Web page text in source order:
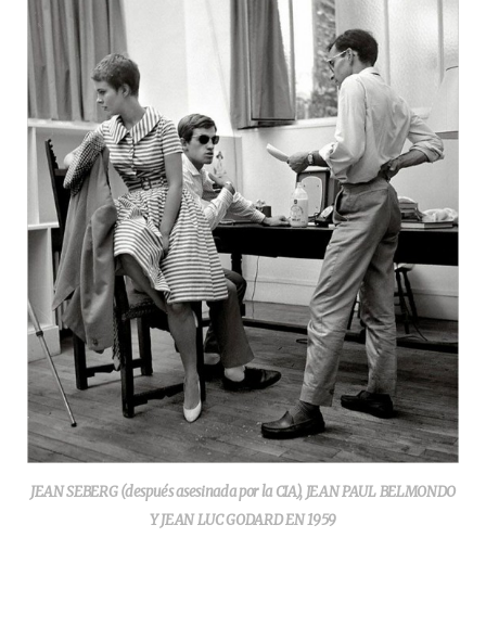
JEAN SEBERG (después asesinada por la CIA), JEAN PAUL BELMONDO
Y JEAN LUC GODARD EN 1959